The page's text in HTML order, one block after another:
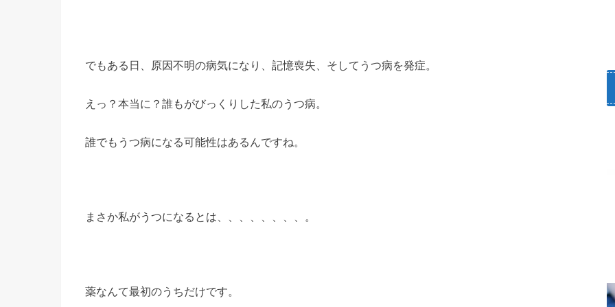
でもある日、原因不明の病気になり、記憶喪失、そしてうつ病を発症。
えっ？本当に？誰もがびっくりした私のうつ病。
誰でもうつ病になる可能性はあるんですね。
まさか私がうつになるとは、、、、、、、、。
薬なんて最初のうちだけです。